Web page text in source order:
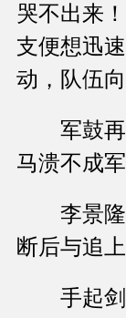
哭不出来
支便想迅
动，队伍向
军鼓再
马溃不成军
李景隆
断后与追
手起剑